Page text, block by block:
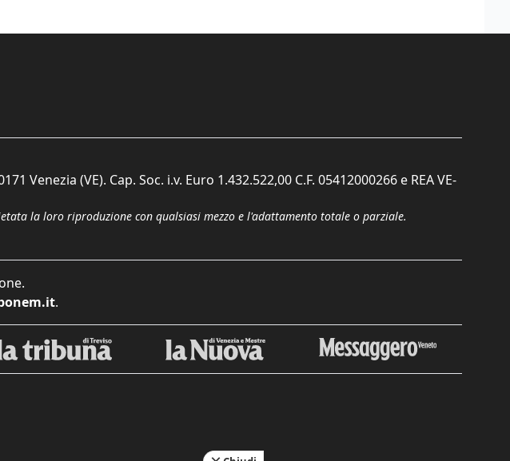
Venezia (VE). Cap. Soc. i.v. Euro 1.432.522,00 C.F. 05412000266 e REA VE-
la loro riproduzione con qualsiasi mezzo e l'adattamento totale o parziale.
.